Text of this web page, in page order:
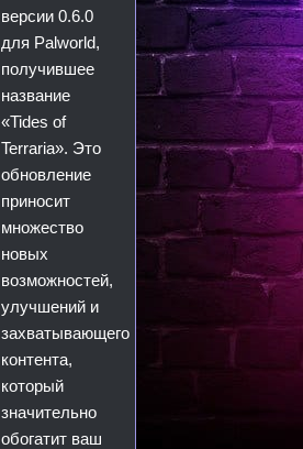
версии 0.6.0
для Palworld,
получившее
название
«Tides of
Terraria». Это
обновление
приносит
множество
новых
возможностей,
улучшений и
захватывающего
контента,
который
значительно
обогатит ваш